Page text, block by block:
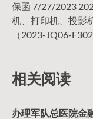
章
航
保函 7/27/2023
机、打印机、投影
（2023-JQ06-
相关阅读
办理军队总医院